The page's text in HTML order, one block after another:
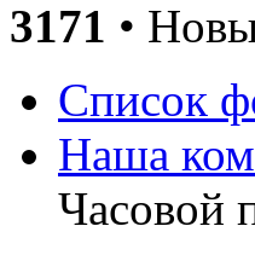
3171 •
Список
Наша
Часовой